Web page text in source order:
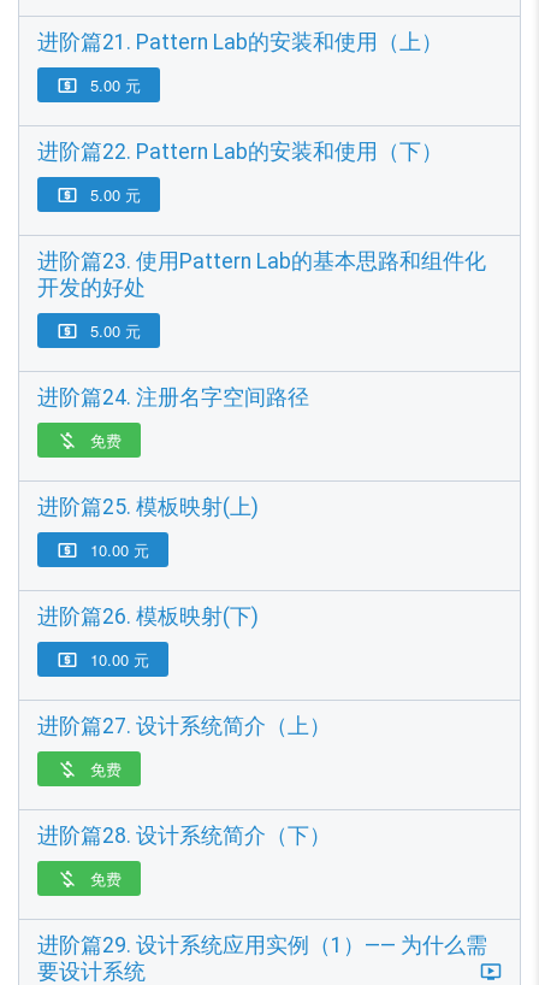
进阶篇21. Pattern Lab的安装和使用（上）
 5.00 元
进阶篇22. Pattern Lab的安装和使用（下）
 5.00 元
进阶篇23. 使用Pattern Lab的基本思路和组件化
开发的好处
 5.00 元
进阶篇24. 注册名字空间路径
 免费
进阶篇25. 模板映射(上)
 10.00 元
进阶篇26. 模板映射(下)
 10.00 元
进阶篇27. 设计系统简介（上）
 免费
进阶篇28. 设计系统简介（下）
 免费
进阶篇29. 设计系统应用实例（1）—— 为什么需
要设计系统